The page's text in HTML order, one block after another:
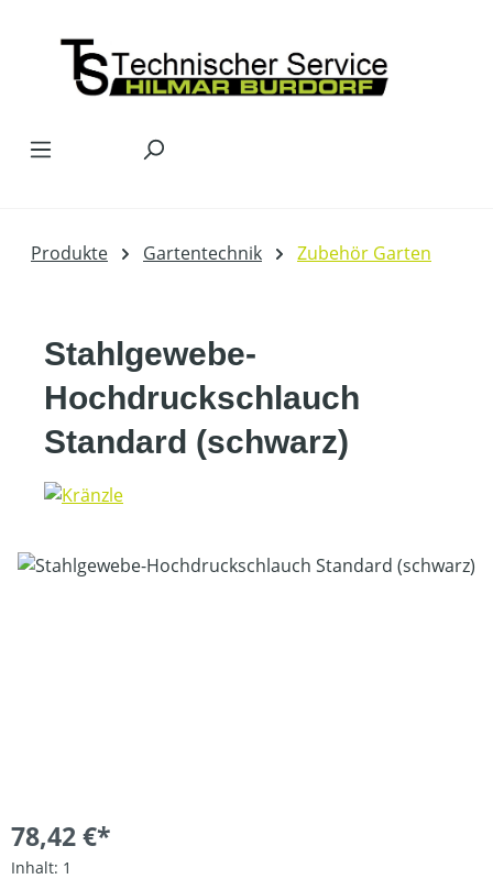
Produkte Gartentechnik Zubehör Garten
Stahlgewebe-
Hochdruckschlauch
Standard (schwarz)
Bildergalerie überspringen
78,42 €*
Inhalt: 1